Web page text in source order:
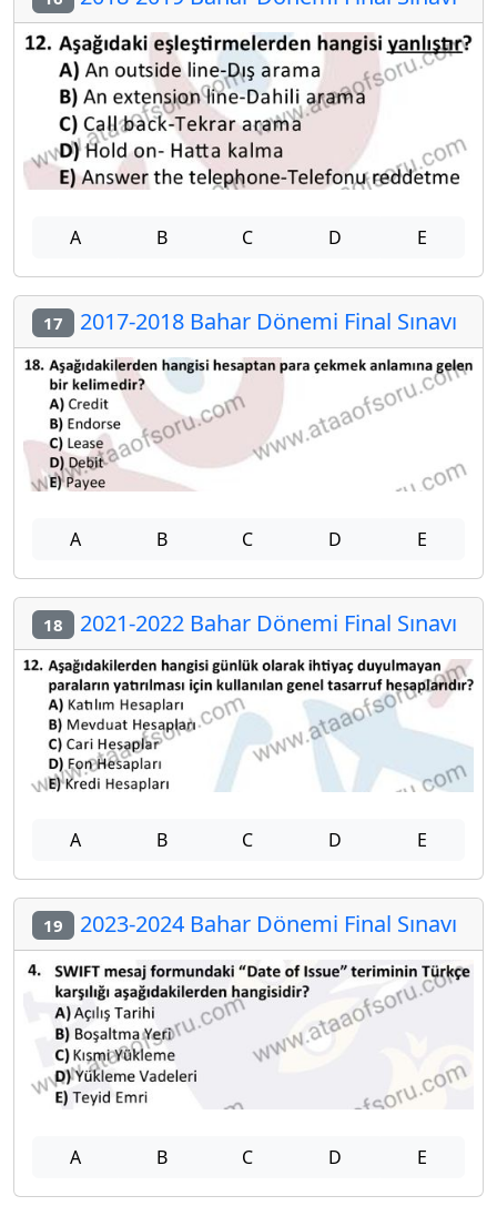
A B C D E
17 2017-2018 Bahar Dönemi Final Sınavı
A B C D E
18 2021-2022 Bahar Dönemi Final Sınavı
A B C D E
19 2023-2024 Bahar Dönemi Final Sınavı
A B C D E